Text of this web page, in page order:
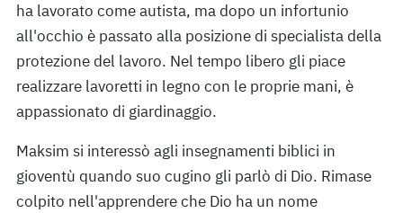
ha lavorato come autista, ma dopo un infortunio
all'occhio è passato alla posizione di specialista della
protezione del lavoro. Nel tempo libero gli piace
realizzare lavoretti in legno con le proprie mani, è
appassionato di giardinaggio.
Maksim si interessò agli insegnamenti biblici in
gioventù quando suo cugino gli parlò di Dio. Rimase
colpito nell'apprendere che Dio ha un nome